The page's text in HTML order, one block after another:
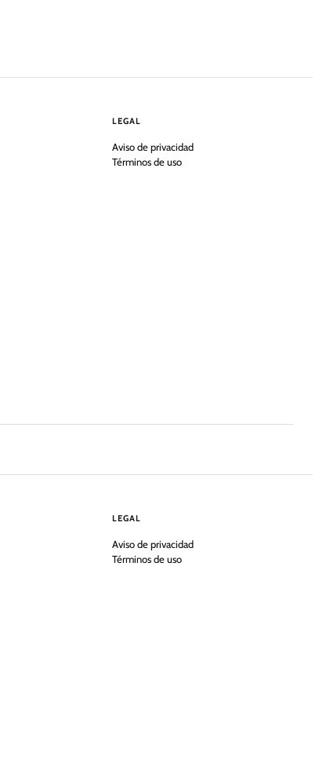
LEGAL
Aviso de privacidad
Términos de uso
LEGAL
Aviso de privacidad
Términos de uso